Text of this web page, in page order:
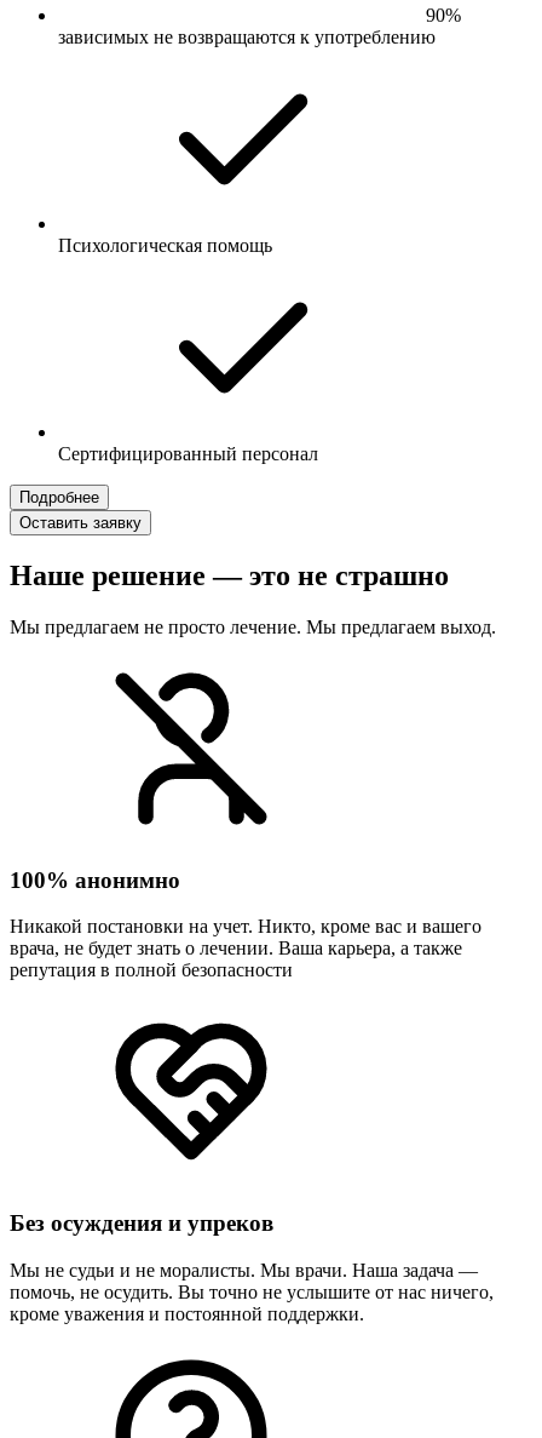
90%
зависимых не возвращаются к употреблению
Психологическая помощь
Сертифицированный персонал
Подробнее
Оставить заявку
Наше решение — это не страшно
Мы предлагаем не просто лечение. Мы предлагаем выход.
100% анонимно
Никакой постановки на учет. Никто, кроме вас и вашего
врача, не будет знать о лечении. Ваша карьера, а также
репутация в полной безопасности
Без осуждения и упреков
Мы не судьи и не моралисты. Мы врачи. Наша задача —
помочь, не осудить. Вы точно не услышите от нас ничего,
кроме уважения и постоянной поддержки.